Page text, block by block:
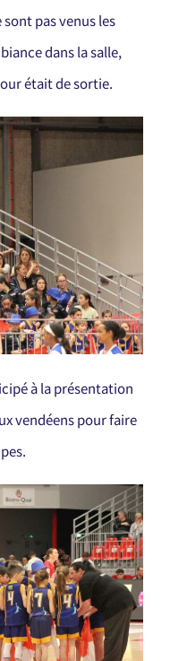
pas venus les
dans la salle,
était de sortie.
à la présentation
vendéens pour faire